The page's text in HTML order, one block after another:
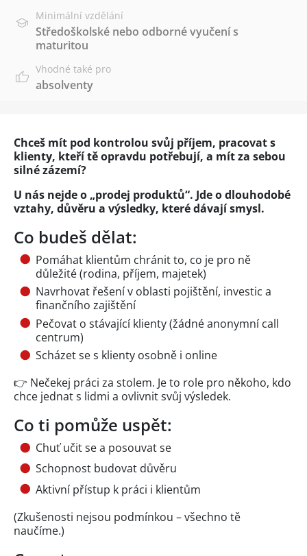
Minimální vzdělání
Středoškolské nebo odborné vyučení s
maturitou
Vhodné také pro
absolventy
Chceš mít pod kontrolou svůj příjem, pracovat s
klienty, kteří tě opravdu potřebují, a mít za sebou
silné zázemí?
U nás nejde o „prodej produktů“. Jde o dlouhodobé
vztahy, důvěru a výsledky, které dávají smysl.
Co budeš dělat:
Pomáhat klientům chránit to, co je pro ně
důležité (rodina, příjem, majetek)
Navrhovat řešení v oblasti pojištění, investic a
finančního zajištění
Pečovat o stávající klienty (žádné anonymní call
centrum)
Scházet se s klienty osobně i online
👉 Nečekej práci za stolem. Je to role pro někoho, kdo
chce jednat s lidmi a ovlivnit svůj výsledek.
Co ti pomůže uspět:
Chuť učit se a posouvat se
Schopnost budovat důvěru
Aktivní přístup k práci i klientům
(Zkušenosti nejsou podmínkou – všechno tě
naučíme.)